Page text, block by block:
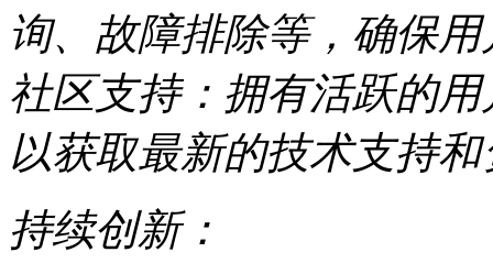
询、故障排除等，确保
社区支持：拥有活跃的
以获取最新的技术支持
持续创新：